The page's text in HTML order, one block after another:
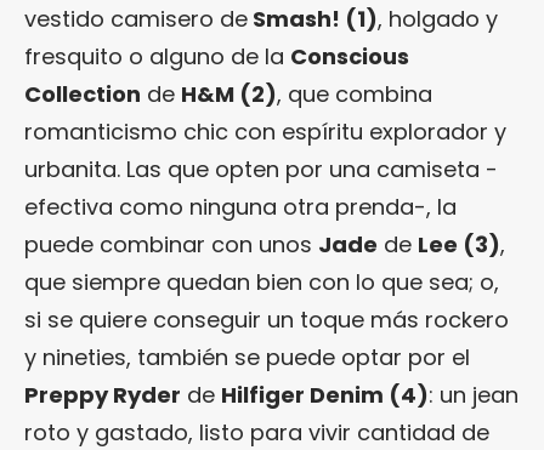
vestido camisero de Smash! (1), holgado y
fresquito o alguno de la Conscious
Collection de H&M (2), que combina
romanticismo chic con espíritu explorador y
urbanita. Las que opten por una camiseta -
efectiva como ninguna otra prenda-, la
puede combinar con unos Jade de Lee (3),
que siempre quedan bien con lo que sea; o,
si se quiere conseguir un toque más rockero
y nineties, también se puede optar por el
Preppy Ryder de Hilfiger Denim (4): un jean
roto y gastado, listo para vivir cantidad de